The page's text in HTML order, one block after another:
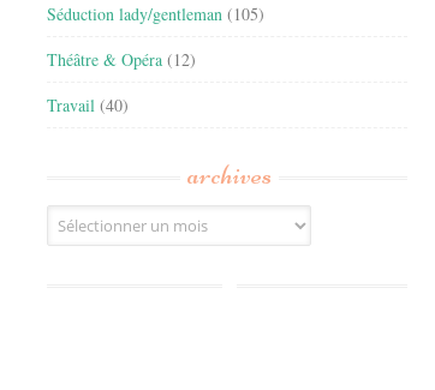
Séduction lady/gentleman (105)
Théâtre & Opéra (12)
Travail (40)
archives
Archives